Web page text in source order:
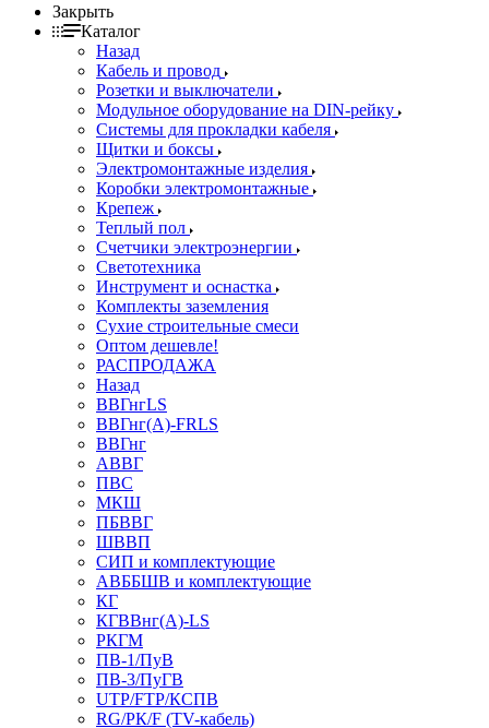
Закрыть
Каталог
Назад
Кабель и провод
Розетки и выключатели
Модульное оборудование на DIN-рейку
Системы для прокладки кабеля
Щитки и боксы
Электромонтажные изделия
Коробки электромонтажные
Крепеж
Теплый пол
Счетчики электроэнергии
Светотехника
Инструмент и оснастка
Комплекты заземления
Сухие строительные смеси
Оптом дешевле!
РАСПРОДАЖА
Назад
ВВГнгLS
ВВГнг(А)-FRLS
ВВГнг
АВВГ
ПВС
МКШ
ПБВВГ
ШВВП
СИП и комплектующие
АВББШВ и комплектующие
КГ
КГВВнг(А)-LS
РКГМ
ПВ-1/ПуВ
ПВ-3/ПуГВ
UTP/FTP/КСПВ
RG/РК/F (TV-кабель)